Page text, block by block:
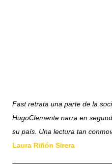
Fast retrata una parte de la
HugoClemente narra en
su país. Una lectura tan
Laura Riñón Sirera